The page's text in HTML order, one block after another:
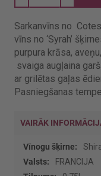
Sarkanvīns no
vīns no ‘Syrah’
purpura krāsa,
svaiga augļaina
ar grilētas gaļas
Pasniegšanas
VAIRĀK
Vairāk
informācijasFRANCIJA